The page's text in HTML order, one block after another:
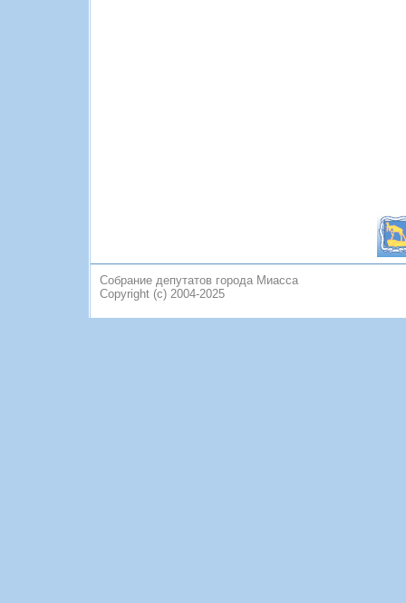
Собрание депутатов города Миасса
Copyright (c) 2004-2025